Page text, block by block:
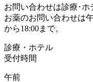
お問い合わせは診療･ホ
お薬のお問い合わせは
から18:00まで。
診療・ホテル
受付時間
午前